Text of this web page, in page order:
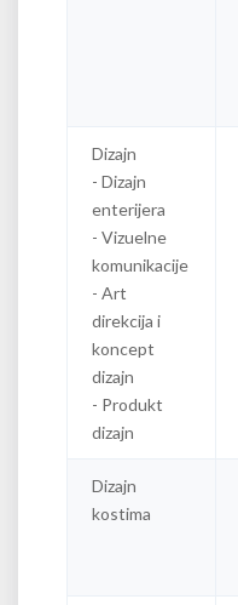
Dizajn
- Dizajn
enterijera
- Vizuelne
komunikacije
- Art
direkcija i
koncept
dizajn
- Produkt
dizajn
Dizajn
kostima